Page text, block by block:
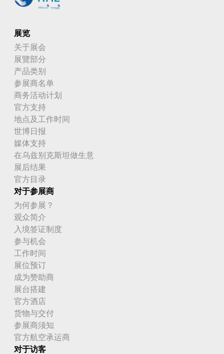
展览
关于展会
展覽部分
产品类别
参展商名单
商务活动计划
官方支持
地点及工作时间
世博日报
媒体支持
在乌兹别克斯坦做生意
展后结果
官方目录
对于参展商
为何参展？
观众简介
入境签证制度
参与机会
工作时间
展位预订
成为赞助商
展台搭建
官方酒店
货物与交付
参展商须知
官方航空承运商
对于访客